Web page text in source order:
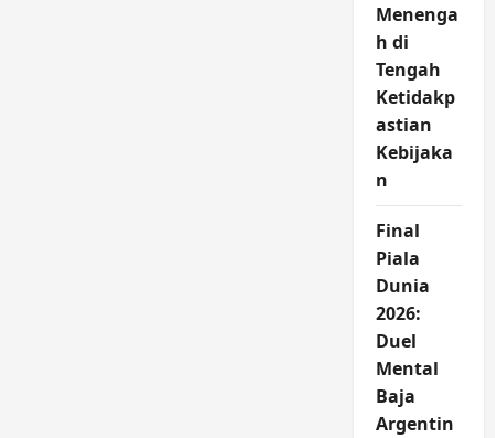
Menenga
h di
Tengah
Ketidakp
astian
Kebijaka
n
Final
Piala
Dunia
2026:
Duel
Mental
Baja
Argentin